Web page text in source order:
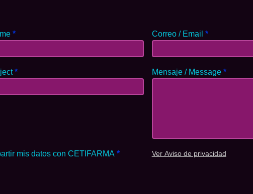
* Correo / Email *
* Mensaje / Message *
mis datos con CETIFARMA * Ver Aviso de privacidad